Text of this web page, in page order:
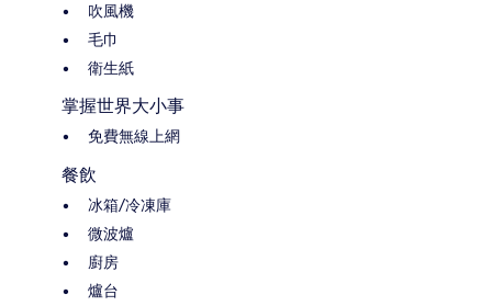
吹風機
毛巾
衛生紙
掌握世界大小事
免費無線上網
餐飲
冰箱/冷凍庫
微波爐
廚房
爐台